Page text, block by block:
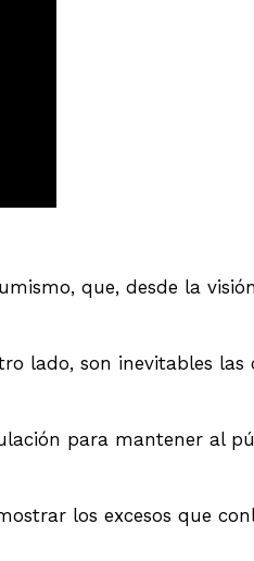
que, desde la
lado, son inevitables las
para mantener al
los excesos que